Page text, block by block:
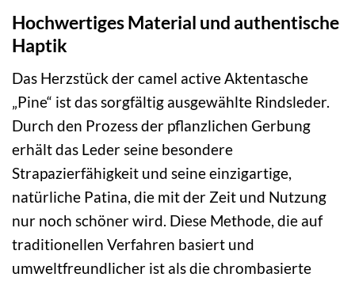
Hochwertiges Material und authentische
Haptik
Das Herzstück der camel active Aktentasche
„Pine“ ist das sorgfältig ausgewählte Rindsleder.
Durch den Prozess der pflanzlichen Gerbung
erhält das Leder seine besondere
Strapazierfähigkeit und seine einzigartige,
natürliche Patina, die mit der Zeit und Nutzung
nur noch schöner wird. Diese Methode, die auf
traditionellen Verfahren basiert und
umweltfreundlicher ist als die chrombasierte